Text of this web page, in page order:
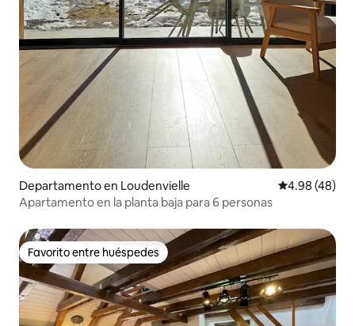
Departamento en Loudenvielle Calificación
4.98 (48)
Apartamento en la planta baja para 6 personas
Favorito entre huéspedes
Favorito entre huéspedes